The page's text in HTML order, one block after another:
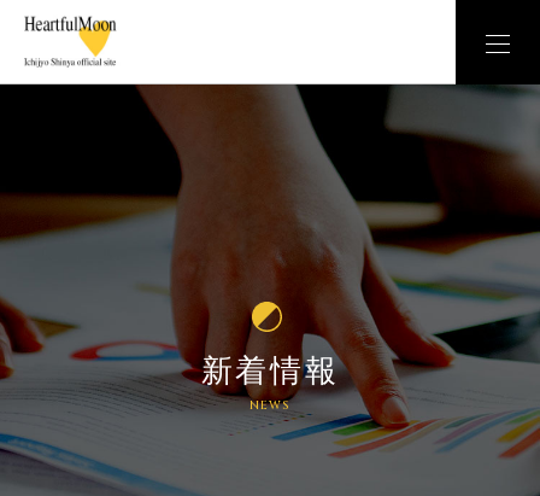
新着情報
NEWS